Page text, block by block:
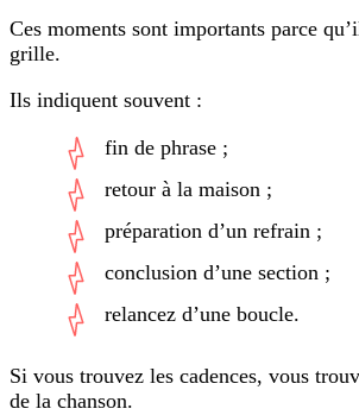
Ces moments sont importants parce
grille.
Ils indiquent souvent :
fin de phrase ;
retour à la maison ;
préparation d’un refrain ;
conclusion d’une section ;
relancez d’une boucle.
Si vous trouvez les cadences, vous
de la chanson.